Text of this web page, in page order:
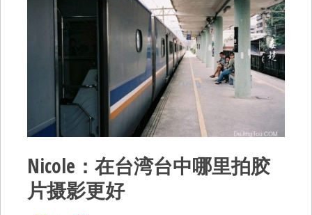
Nicole：在台湾台中哪里拍胶
片摄影更好